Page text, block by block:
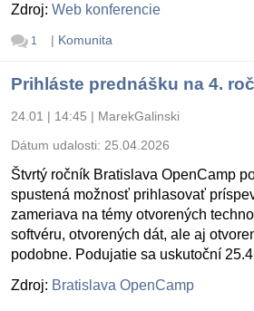
Zdroj: Web konferencie
1 | Komunita
Prihláste prednášku na 4.
24.01 | 14:45 | MarekGalinski
Dátum udalosti: 25.04.2026
Štvrtý ročník Bratislava OpenCamp
spustená možnosť prihlasovať
zameriava na témy otvorených
softvéru, otvorených dát, ale aj
podobne. Podujatie sa uskutoční
Zdroj: Bratislava OpenCamp